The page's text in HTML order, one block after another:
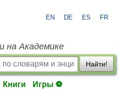
EN DE ES FR
на Академике
Найти!
Книги Игры ⚽